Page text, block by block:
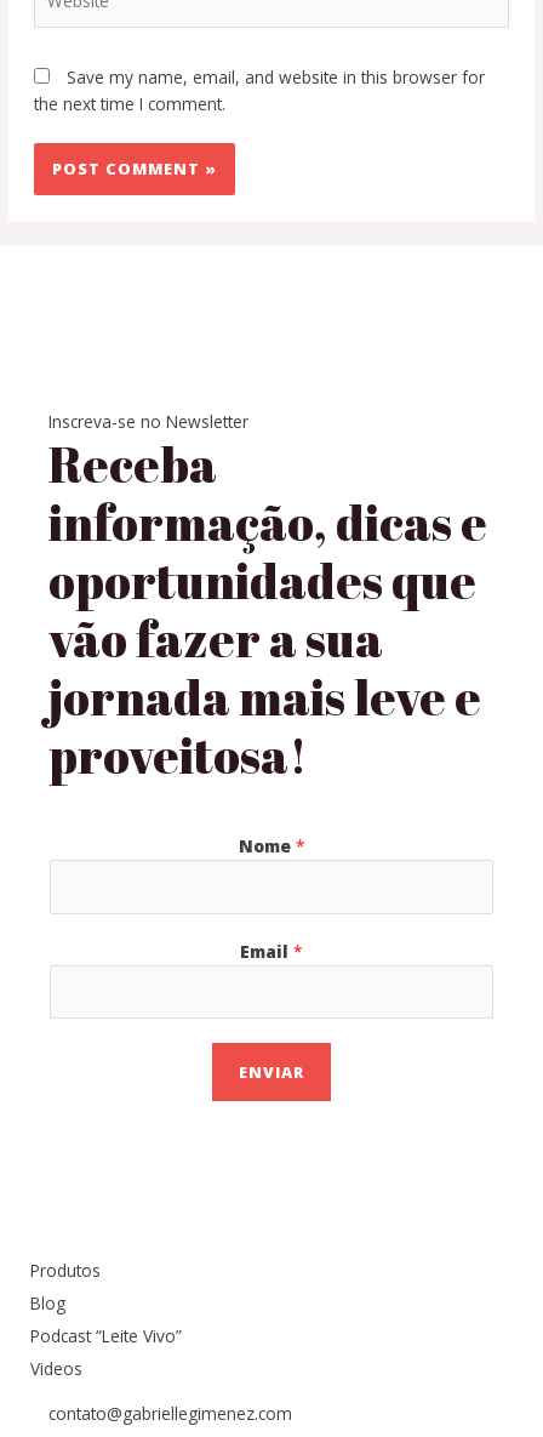
Save my name, email, and website in this browser for
the next time I comment.
Inscreva-se no Newsletter
Receba
informação, dicas e
oportunidades que
vão fazer a sua
jornada mais leve e
proveitosa!
Nome *
Email *
ENVIAR
Produtos
Blog
Podcast “Leite Vivo”
Videos
contato@gabriellegimenez.com